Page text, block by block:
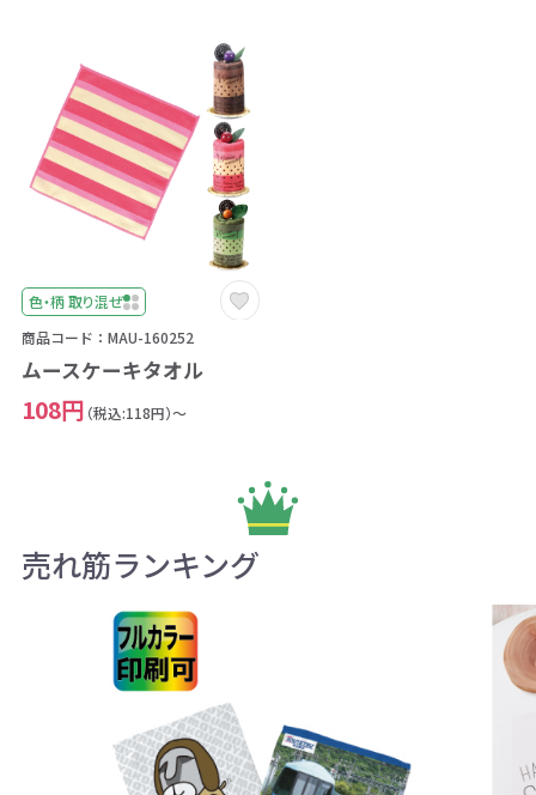
色・柄 取り混ぜ
商品コード：MAU-160252
ムースケーキタオル
108円 （税込:118円）～
売れ筋ランキング